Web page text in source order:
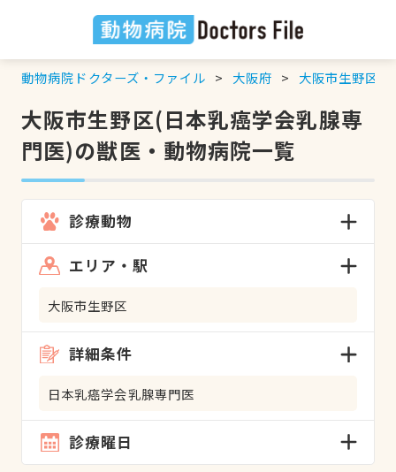
動物病院ドクターズ・ファイル 大阪府 大阪市生野区
大阪市生野区(日本乳癌学会乳腺専
門医)の獣医・動物病院一覧
診療動物
エリア・駅
大阪市生野区
詳細条件
日本乳癌学会乳腺専門医
診療曜日